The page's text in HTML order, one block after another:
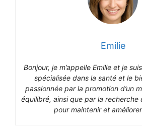
Emilie
Bonjour, je m’appelle Emilie et je
spécialisée dans la santé et le
passionnée par la promotion d’un
équilibré, ainsi que par la recherche
pour maintenir et